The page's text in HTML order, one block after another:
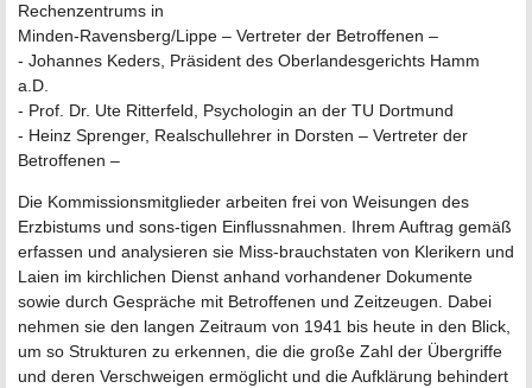
Rechenzentrums in
Minden-Ravensberg/Lippe – Vertreter der Betroffenen –
- Johannes Keders, Präsident des Oberlandesgerichts Hamm
a.D.
- Prof. Dr. Ute Ritterfeld, Psychologin an der TU Dortmund
- Heinz Sprenger, Realschullehrer in Dorsten – Vertreter der
Betroffenen –
Die Kommissionsmitglieder arbeiten frei von Weisungen des
Erzbistums und sons-tigen Einflussnahmen. Ihrem Auftrag gemäß
erfassen und analysieren sie Miss-brauchstaten von Klerikern und
Laien im kirchlichen Dienst anhand vorhandener Dokumente
sowie durch Gespräche mit Betroffenen und Zeitzeugen. Dabei
nehmen sie den langen Zeitraum von 1941 bis heute in den Blick,
um so Strukturen zu erkennen, die die große Zahl der Übergriffe
und deren Verschweigen ermöglicht und die Aufklärung behindert